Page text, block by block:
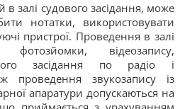
в залі судового засідання, може
нотатки, використовувати
пристрої. Проведення в залі
фотозйомки, відеозапису,
засідання по радіо і
проведення звукозапису із
апаратури допускаються на